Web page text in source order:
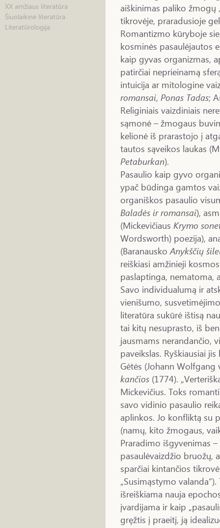
XX amžiaus literatūra
Šiuolaikinė literatūra
Literatūrologija
aiškinimas paliko žmogų
tikrovėje, praradusioje
Romantizmo kūryboje
kosminės pasaulėjautos
kaip gyvas organizmas,
patirčiai neprieinamą
intuicija ar mitologine
romansai, Ponas Tadas;
Religiniais vaizdiniais
sąmonė – žmogaus
kelionė iš prarastojo į
tautos sąveikos laukas
Petaburkan).
Pasaulio kaip gyvo
ypač būdinga gamtos
organiškos pasaulio
Baladės ir romansai),
(Mickevičiaus Krymo
Wordsworth) poezija),
(BaranauskoAnykščių
reiškiasi amžinieji
paslaptinga, nematoma,
Savo individualumą ir
vienišumo,
literatūra sukūrė ištisą
tai kitų nesuprasto, iš
jausmams nerandančio,
paveikslas. Ryškiausiai
Gėtės (Johann
kančios (1774).
Mickevičius. Toks
savo vidinio pasaulio
aplinkos. Jo konfliktą su
(namų, kito žmogaus,
Praradimo išgyvenimas
pasaulėvaizdžio bruožų,
sparčiai kintančios
„Susimąstymo
išreiškiama nauja
įvardijama ir kaip
gręžtis į praeitį, ją